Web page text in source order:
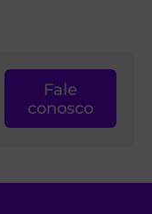
Fale
conosco